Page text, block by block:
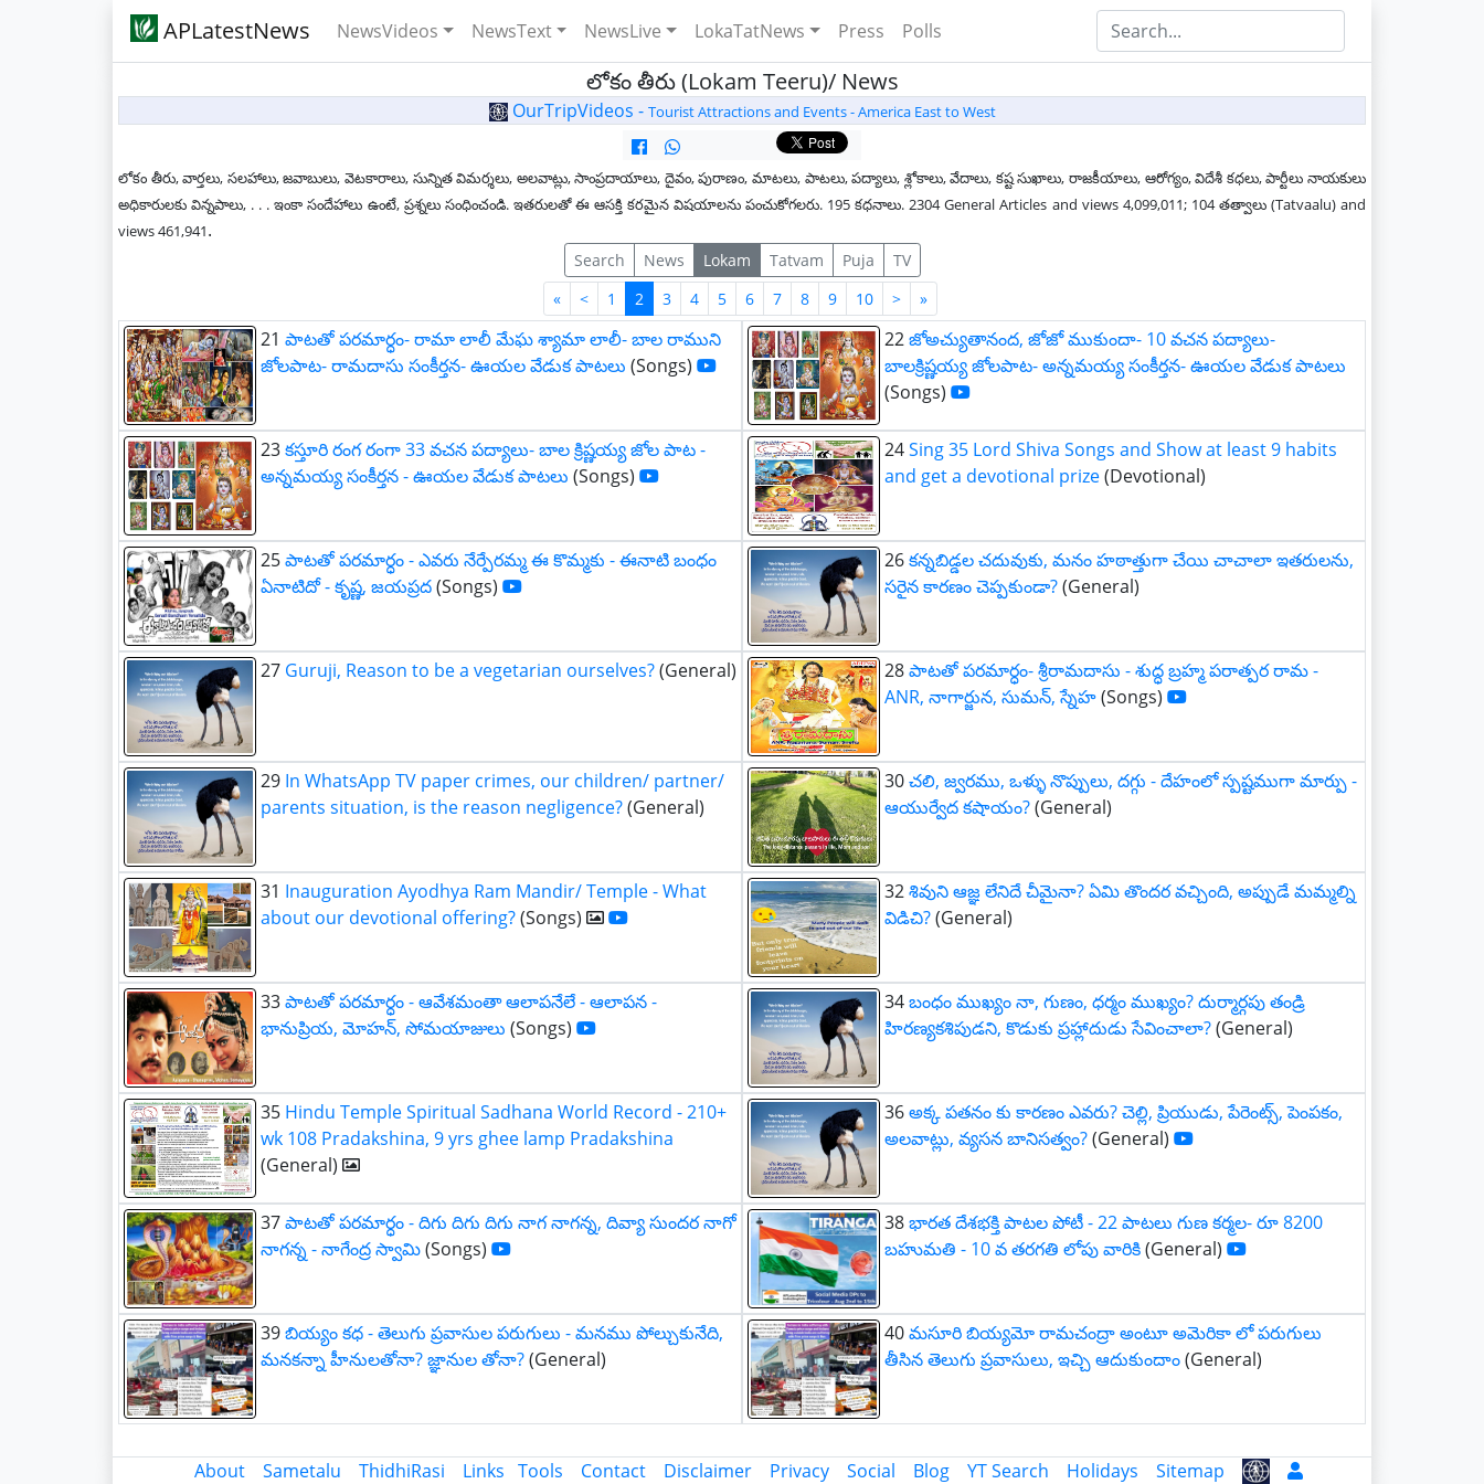
APLatestNews NewsVideos NewsText NewsLive LokaTatNews Press Polls
లోకం తీరు (Lokam Teeru)/ News
OurTripVideos - Tourist Attractions and Events - America East to West
లోకం తీరు, వార్తలు, సలహాలు, జవాబులు, వెటకారాలు, సున్నిత విమర్శలు, అలవాట్లు, సాంప్రదాయాలు, దైవం, పురాణం, మాటలు, పాటలు, పద్యాలు, శ్లోకాలు, వేదాలు, కష్ట సుఖాలు, రాజకీయాలు, ఆరోగ్యం, విదేశీ కధలు, పార్టీలు నాయకులు
అధికారులకు విన్నపాలు, . . . ఇంకా సందేహాలు ఉంటే, ప్రశ్నలు సంధించండి. ఇతరులతో ఈ ఆసక్తి కరమైన విషయాలను పంచుకోగలరు. 195 కధనాలు. 2304 General Articles and views 4,099,011; 104 తత్వాలు (Tatvaalu) and
views 461,941.
Search News Lokam Tatvam Puja
TV
«First
< 1 2 3 4 5 6 7 8 9 10 > »Last
21 పాటతో పరమార్ధం- రామా లాలీ మేఘ శ్యామా లాలీ- బాల రాముని
జోలపాట- రామదాసు సంకీర్తన- ఊయల వేడుక పాటలు (Songs)
22జోఅచ్యుతానంద, జోజో ముకుందా- 10 వచన పద్యాలు-
బాలక్రిష్ణయ్య జోలపాట- అన్నమయ్య సంకీర్తన- ఊయల వేడుక పాటలు
(Songs)
23కస్తూరి రంగ రంగా 33 వచన పద్యాలు- బాల క్రిష్ణయ్య జోల పాట -
అన్నమయ్య సంకీర్తన - ఊయల వేడుక పాటలు (Songs)
24Sing 35 Lord Shiva Songs and Show at least 9 habits
and get a devotional prize(Devotional)
25పాటతో పరమార్ధం - ఎవరు నేర్పేరమ్మ ఈ కొమ్మకు - ఈనాటి బంధం
ఏనాటిదో - కృష్ణ, జయప్రద(Songs)
26కన్నబిడ్డల చదువుకు, మనం హఠాత్తుగా చేయి చాచాలా ఇతరులను,
సరైన కారణం చెప్పకుండా?(General)
27 Guruji, Reason to be a vegetarian ourselves?(General) 28పాటతో పరమార్ధం- శ్రీరామదాసు - శుద్ధ బ్రహ్మ పరాత్పర రామ -
ANR, నాగార్జున, సుమన్, స్నేహ(Songs)
29 In WhatsApp TV paper crimes, our children/ partner/
parents situation, is the reason negligence?(General)
30చలి, జ్వరము, ఒళ్ళు నొప్పులు, దగ్గు - దేహంలో స్పష్టముగా మార్పు -
ఆయుర్వేద కషాయం?(General)
31 Inauguration Ayodhya Ram Mandir/ Temple - What
about our devotional offering?(Songs)
32శివుని ఆజ్ఞ లేనిదే చీమైనా? ఏమి తొందర వచ్చింది, అప్పుడే మమ్మల్ని
విడిచి?(General)
33పాటతో పరమార్ధం - ఆవేశమంతా ఆలాపనేలే - ఆలాపన -
భానుప్రియ, మోహన్, సోమయాజులు (Songs)
34బంధం ముఖ్యం నా, గుణం, ధర్మం ముఖ్యం? దుర్మార్గపు తండ్రి
హిరణ్యకశిపుడని, కొడుకు ప్రహ్లాదుడు సేవించాలా?(General)
35 Hindu Temple Spiritual Sadhana World Record - 210+
wk 108 Pradakshina, 9 yrs ghee lamp Pradakshina
(General)
36అక్క పతనం కు కారణం ఎవరు? చెల్లి, ప్రియుడు, పేరెంట్స్, పెంపకం,
అలవాట్లు, వ్యసన బానిసత్వం?(General)
37పాటతో పరమార్ధం - దిగు దిగు దిగు నాగ నాగన్న, దివ్యా సుందర నాగో
నాగన్న - నాగేంద్ర స్వామి(Songs)
38భారత దేశభక్తి పాటల పోటీ - 22 పాటలు గుణ కర్మల- రూ 8200
బహుమతి - 10 వ తరగతి లోపు వారికి(General)
39బియ్యం కధ - తెలుగు ప్రవాసుల పరుగులు - మనము పోల్చుకునేది,
మనకన్నా హీనులతోనా? జ్ఞానుల తోనా?(General)
40మసూరి బియ్యమో రామచంద్రా అంటూ అమెరికా లో పరుగులు
తీసిన తెలుగు ప్రవాసులు, ఇచ్చి ఆదుకుందాం(General)
About Sametalu ThidhiRasi Links Tools Contact Disclaimer Privacy Social Blog YT Search Holidays Sitemap